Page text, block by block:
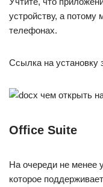
устройству, а потому
телефонах.
Ссылка на установку
Office Suite
На очереди не менее
которое